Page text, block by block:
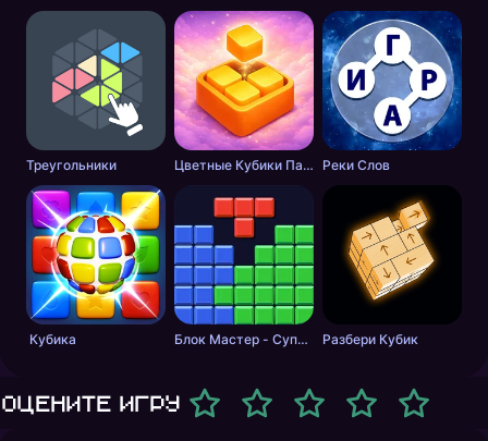
Треугольники Цветные Кубики Пазл Реки Слов
Кубика Блок Мастер - Супер Пазл Разбери Кубик
Оцените игру